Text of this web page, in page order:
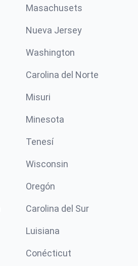
Masachusets
Nueva Jersey
Washington
Carolina del Norte
Misuri
Minesota
Tenesí
Wisconsin
Oregón
Carolina del Sur
Luisiana
Conécticut